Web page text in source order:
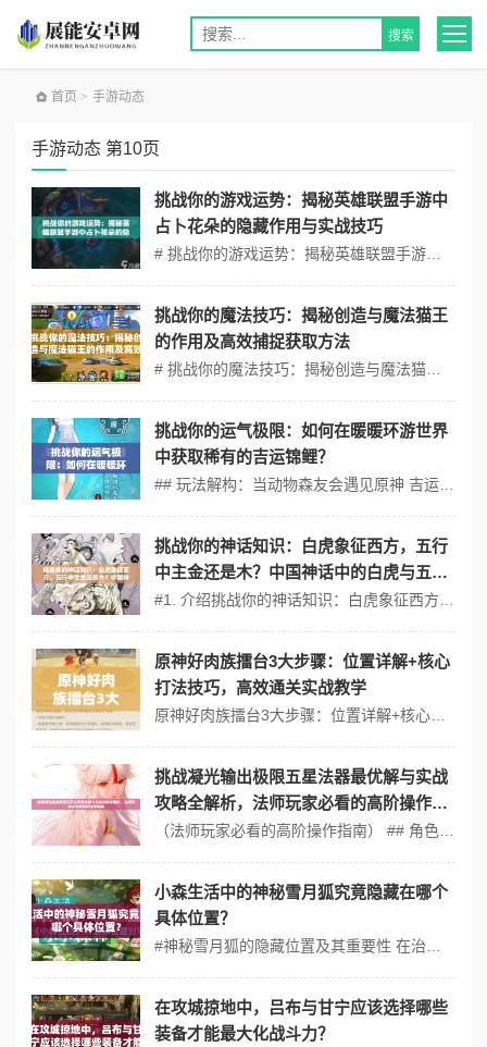
首页 > 手游动态
手游动态 第10页
挑战你的游戏运势：揭秘英雄联盟手游中
占卜花朵的隐藏作用与实战技巧
挑战你的魔法技巧：揭秘创造与魔法猫王
的作用及高效捕捉获取方法
挑战你的运气极限：如何在暖暖环游世界
中获取稀有的吉运锦鲤？
挑战你的神话知识：白虎象征西方，五行
中主金还是木？中国神话中的白虎与五行
奥秘
原神好肉族擂台3大步骤：位置详解+核心
打法技巧，高效通关实战教学
挑战凝光输出极限五星法器最优解与实战
攻略全解析，法师玩家必看的高阶操作指
南
小森生活中的神秘雪月狐究竟隐藏在哪个
具体位置？
在攻城掠地中，吕布与甘宁应该选择哪些
装备才能最大化战斗力？